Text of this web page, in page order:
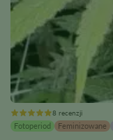
8 recenzji
Fotoperiod Feminizowane